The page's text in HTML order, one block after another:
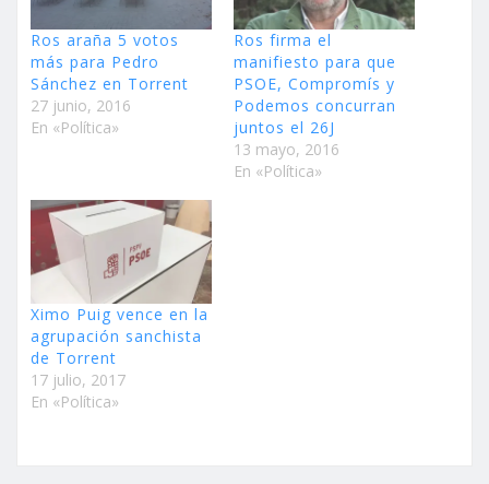
Ros araña 5 votos
más para Pedro
Sánchez en Torrent
27 junio, 2016
En «Política»
Ros firma el
manifiesto para que
PSOE, Compromís y
Podemos concurran
juntos el 26J
13 mayo, 2016
En «Política»
Ximo Puig vence en la
agrupación sanchista
de Torrent
17 julio, 2017
En «Política»